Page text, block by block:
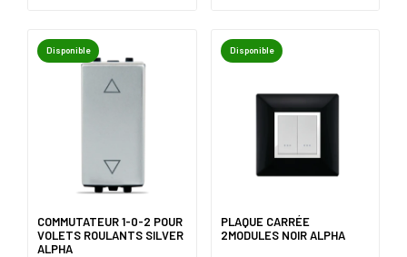
Disponible
COMMUTATEUR 1-0-2 POUR
VOLETS ROULANTS SILVER
ALPHA
Disponible
PLAQUE CARRÉE
2MODULES NOIR ALPHA